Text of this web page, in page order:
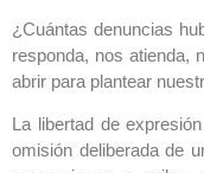
¿Cuántas denuncias
responda, nos atienda,
abrir para plantear
La libertad de
omisión deliberada de